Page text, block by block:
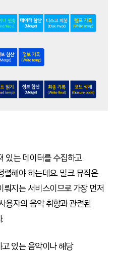
있는 데이터를 수집하고
해야 하는데요. 밀크 뮤직은
지는 서비스이므로 가장 먼저
용자의 음악 취향과 관련된
있는 음악이나 해당